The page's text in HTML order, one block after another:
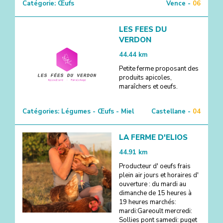
Catégorie: Œufs Vence - 06
LES FEES DU
VERDON
44.44 km
Petite ferme proposant des
produits apicoles,
maraîchers et oeufs.
Catégories: Légumes - Œufs - Miel Castellane - 04
LA FERME D'ELIOS
44.91 km
Producteur d' oeufs frais
plein air jours et horaires d'
ouverture : du mardi au
dimanche de 15 heures à
19 heures marchés:
mardi:Gareoult mercredi:
Sollies pont samedi: puget